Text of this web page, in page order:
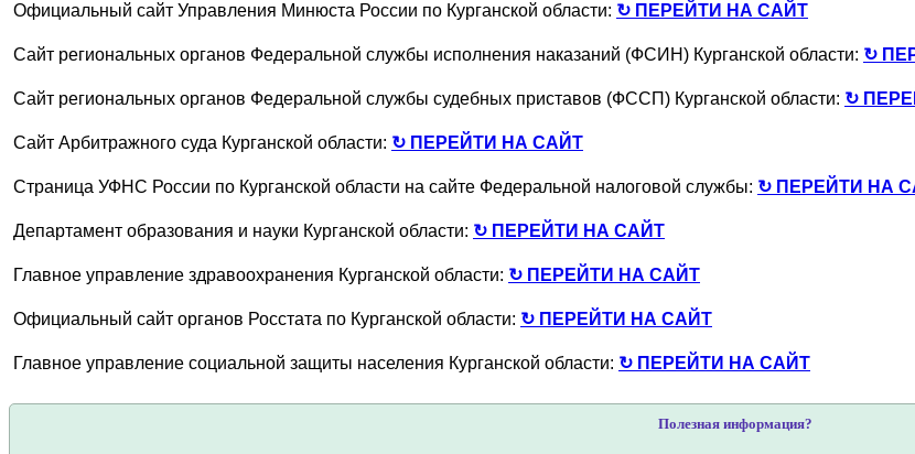
Официальный сайт Управления Минюста России по Курганской области: ↻ ПЕРЕЙТИ НА САЙТ
Сайт региональных органов Федеральной службы исполнения наказаний (ФСИН) Курганской области: ↻
Сайт региональных органов Федеральной службы судебных приставов (ФССП) Курганской области: ↻
Сайт Арбитражного суда Курганской области: ↻ ПЕРЕЙТИ НА САЙТ
Страница УФНС России по Курганской области на сайте Федеральной налоговой службы: ↻ ПЕРЕЙТИ НА
Департамент образования и науки Курганской области: ↻ ПЕРЕЙТИ НА САЙТ
Главное управление здравоохранения Курганской области: ↻ ПЕРЕЙТИ НА САЙТ
Официальный сайт органов Росстата по Курганской области: ↻ ПЕРЕЙТИ НА САЙТ
Главное управление социальной защиты населения Курганской области: ↻ ПЕРЕЙТИ НА САЙТ
Полезная информация?